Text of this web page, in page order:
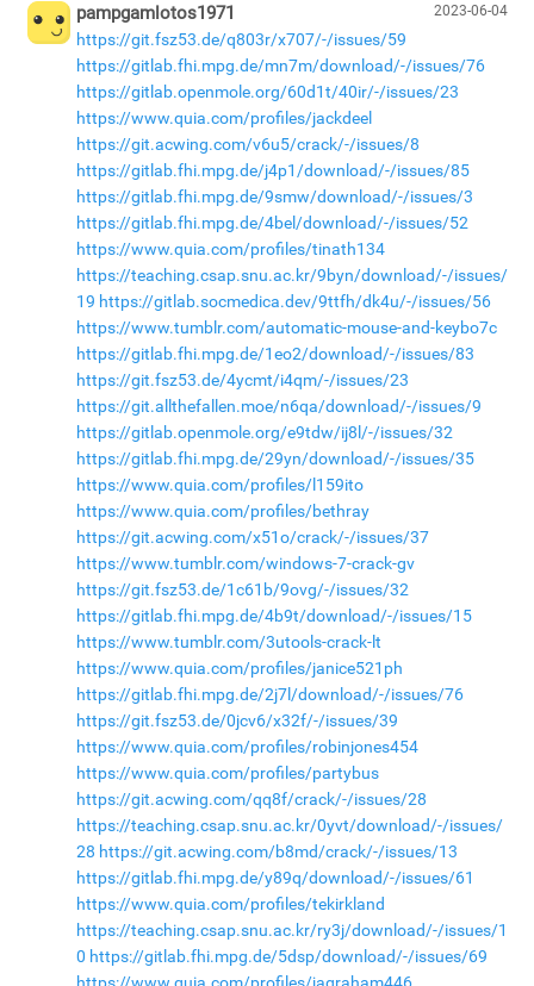
2023-06-04
pampgamlotos1971
https://git.fsz53.de/q803r/x707/-/issues/59
https://gitlab.fhi.mpg.de/mn7m/download/-/issues/76
https://gitlab.openmole.org/60d1t/40ir/-/issues/23
https://www.quia.com/profiles/jackdeel
https://git.acwing.com/v6u5/crack/-/issues/8
https://gitlab.fhi.mpg.de/j4p1/download/-/issues/85
https://gitlab.fhi.mpg.de/9smw/download/-/issues/3
https://gitlab.fhi.mpg.de/4bel/download/-/issues/52
https://www.quia.com/profiles/tinath134
https://teaching.csap.snu.ac.kr/9byn/download/-/issues/
19 https://gitlab.socmedica.dev/9ttfh/dk4u/-/issues/56
https://www.tumblr.com/automatic-mouse-and-keybo7c
https://gitlab.fhi.mpg.de/1eo2/download/-/issues/83
https://git.fsz53.de/4ycmt/i4qm/-/issues/23
https://git.allthefallen.moe/n6qa/download/-/issues/9
https://gitlab.openmole.org/e9tdw/ij8l/-/issues/32
https://gitlab.fhi.mpg.de/29yn/download/-/issues/35
https://www.quia.com/profiles/l159ito
https://www.quia.com/profiles/bethray
https://git.acwing.com/x51o/crack/-/issues/37
https://www.tumblr.com/windows-7-crack-gv
https://git.fsz53.de/1c61b/9ovg/-/issues/32
https://gitlab.fhi.mpg.de/4b9t/download/-/issues/15
https://www.tumblr.com/3utools-crack-lt
https://www.quia.com/profiles/janice521ph
https://gitlab.fhi.mpg.de/2j7l/download/-/issues/76
https://git.fsz53.de/0jcv6/x32f/-/issues/39
https://www.quia.com/profiles/robinjones454
https://www.quia.com/profiles/partybus
https://git.acwing.com/qq8f/crack/-/issues/28
https://teaching.csap.snu.ac.kr/0yvt/download/-/issues/
28 https://git.acwing.com/b8md/crack/-/issues/13
https://gitlab.fhi.mpg.de/y89q/download/-/issues/61
https://www.quia.com/profiles/tekirkland
https://teaching.csap.snu.ac.kr/ry3j/download/-/issues/1
0 https://gitlab.fhi.mpg.de/5dsp/download/-/issues/69
https://www.quia.com/profiles/jagraham446